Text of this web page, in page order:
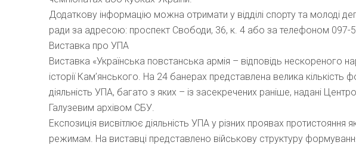
Додаткову інформацію можна отримати у відділі спорту та молоді
ради за адресою: проспект Свободи, 36, к. 4 або за телефоном 097-
Виставка про УПА
Виставка «Українська повстанська армія – відповідь нескореного
історії Кам’янського. На 24 банерах представлена велика кількість
діяльність УПА, багато з яких – із засекречених раніше, надані
Галузевим архівом СБУ.
Експозиція висвітлює діяльність УПА у різних проявах протистояння
режимам. На виставці представлено військову структуру